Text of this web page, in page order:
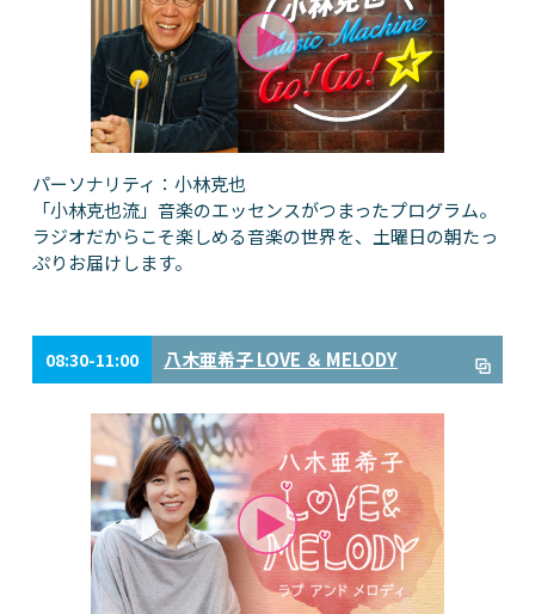
パーソナリティ：小林克也
「小林克也流」音楽のエッセンスがつまったプログラム。
ラジオだからこそ楽しめる音楽の世界を、土曜日の朝たっ
ぷりお届けします。
08:30-11:00 八木亜希子 LOVE ＆ MELODY